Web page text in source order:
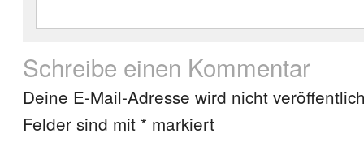
Schreibe einen Kommentar
Deine E-Mail-Adresse wird nicht
Felder sind mit * markiert